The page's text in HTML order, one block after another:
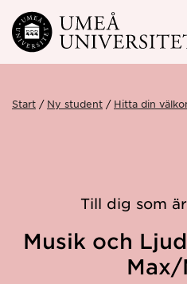
Hoppa direkt till
Start Ny student Hitta din
Till dig som
Musik och
Max/